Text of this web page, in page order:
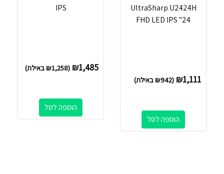
UltraSharp U2424H
FHD LED IPS ''24
₪1,111
(
₪942 באילת)
הוספה לסל
IPS
₪1,485
(
₪1,258 באילת)
הוספה לסל